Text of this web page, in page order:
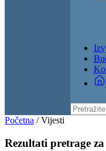
Početna /Vijesti
Rezultati pretrage